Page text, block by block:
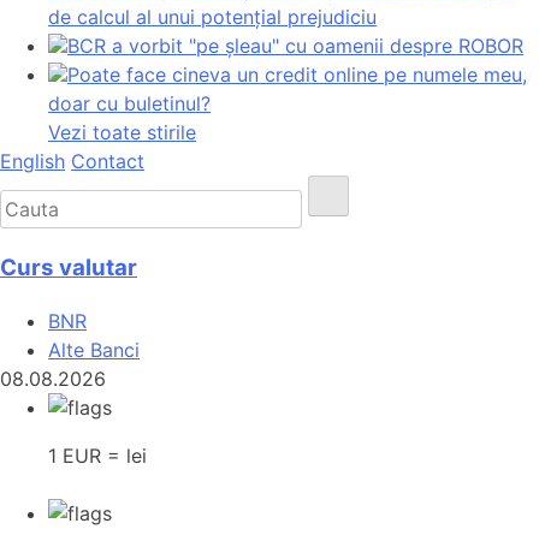
de calcul al unui potențial prejudiciu
BCR a vorbit "pe șleau" cu oamenii despre ROBOR
Poate face cineva un credit online pe numele meu,
doar cu buletinul?
Vezi toate stirile
English Contact
Curs valutar
BNR
Alte Banci
08.08.2026
1 EUR = lei